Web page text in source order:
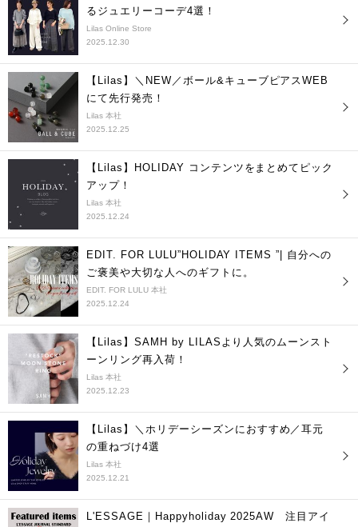
るジュエリーコーデ4選！
Lilas Online Store
2025.12.30
【Lilas】＼NEW／ボール&キューブピアスWEB
にて先行発売！
Lilas 本社
2025.12.25
【Lilas】HOLIDAY コンテンツをまとめてピック
アップ！
Lilas 本社
2025.12.24
EDIT. FOR LULU”HOLIDAY ITEMS ”| 自分への
ご褒美や大切な人へのギフトに。
EDIT. FOR LULU 本社
2025.12.24
【Lilas】SAMH by LILASより人気のムーンスト
ーンリング再入荷！
Lilas 本社
2025.12.23
【Lilas】＼ホリデーシーズンにおすすめ／耳元
の重ねづけ4選
Lilas 本社
2025.12.21
L'ESSAGE｜Happyholiday 2025AW 注目アイ